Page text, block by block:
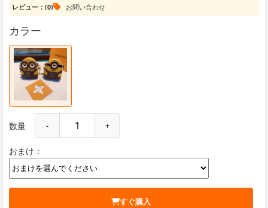
レビュー：(0) お問い合わせ
カラー
数量 - +
おまけ：
すぐ購入